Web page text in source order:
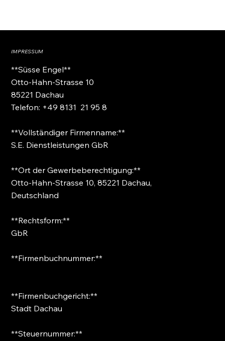
IMPRESSUM
**Süsse Engel**
Otto-Hahn-Strasse 10
85221 Dachau
Telefon: +49 8131 21 95 8
**Vollständiger Firmenname:**
S.E. Dienstleistungen GbR
**Ort der Gewerbeberechtigung:**
Otto-Hahn-Strasse 10, 85221 Dachau,
Deutschland
**Rechtsform:**
GbR
**Firmenbuchnummer:**
**Firmenbuchgericht:**
Stadt Dachau
**Steuernummer:**